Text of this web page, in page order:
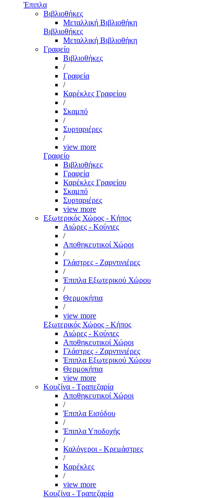
Έπιπλα
Βιβλιοθήκες
Μεταλλική Βιβλιοθήκη
Βιβλιοθήκες
Μεταλλική Βιβλιοθήκη
Γραφείο
Βιβλιοθήκες
/
Γραφεία
/
Καρέκλες Γραφείου
/
Σκαμπό
/
Συρταριέρες
/
view more
Γραφείο
Βιβλιοθήκες
Γραφεία
Καρέκλες Γραφείου
Σκαμπό
Συρταριέρες
view more
Εξωτερικός Χώρος - Κήπος
Αιώρες - Κούνιες
/
Αποθηκευτικοί Χώροι
/
Γλάστρες - Ζαρντινιέρες
/
Έπιπλα Εξωτερικού Χώρου
/
Θερμοκήπια
/
view more
Εξωτερικός Χώρος - Κήπος
Αιώρες - Κούνιες
Αποθηκευτικοί Χώροι
Γλάστρες - Ζαρντινιέρες
Έπιπλα Εξωτερικού Χώρου
Θερμοκήπια
view more
Κουζίνα - Τραπεζαρία
Αποθηκευτικοί Χώροι
/
Έπιπλα Εισόδου
/
Έπιπλα Υποδοχής
/
Καλόγεροι - Κρεμάστρες
/
Καρέκλες
/
view more
Κουζίνα - Τραπεζαρία